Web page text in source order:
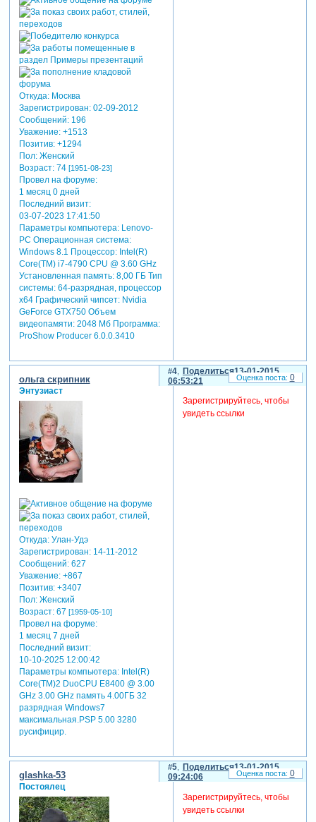
Откуда:Москва
Зарегистрирован: 02-09-2012
Сообщений:196
Уважение: +1513
Позитив: +1294
Пол:Женский
Возраст:74 [1951-08-23]
Провел на форуме:
1 месяц 0 дней
Последний визит:
03-07-2023 17:41:50
Параметры компьютера:Lenovo-
PC Операционная система:
Windows 8.1 Процессор: Intel(R)
Core(TM) i7-4790 CPU @ 3.60 GHz
Установленная память: 8,00 ГБ Тип
системы: 64-разрядная, процессор
х64 Графический чипсет: Nvidia
GeForce GTX750 Объем
видеопамяти: 2048 Мб Программа:
ProShow Producer 6.0.0.3410
Поделиться
4
13-01-2015
06:53:21
ольга скрипник
Энтузиаст
Откуда:Улан-Удэ
Зарегистрирован: 14-11-2012
Сообщений:627
Уважение: +867
Позитив: +3407
Пол:Женский
Возраст:67 [1959-05-10]
Провел на форуме:
1 месяц 7 дней
Последний визит:
10-10-2025 12:00:42
Параметры компьютера:Intel(R)
Core(TM)2 DuoCPU E8400 @ 3.00
GHz 3.00 GHz память 4.00ГБ 32
разрядная Windows7
максимальная.PSP 5.00 3280
русифицир.
Зарегистрируйтесь, чтобы
увидеть ссылки
0
Поделиться
5
13-01-2015
09:24:06
glashka-53
Постоялец
Зарегистрируйтесь, чтобы
увидеть ссылки
0